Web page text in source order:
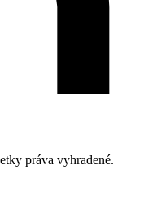
práva vyhradené.